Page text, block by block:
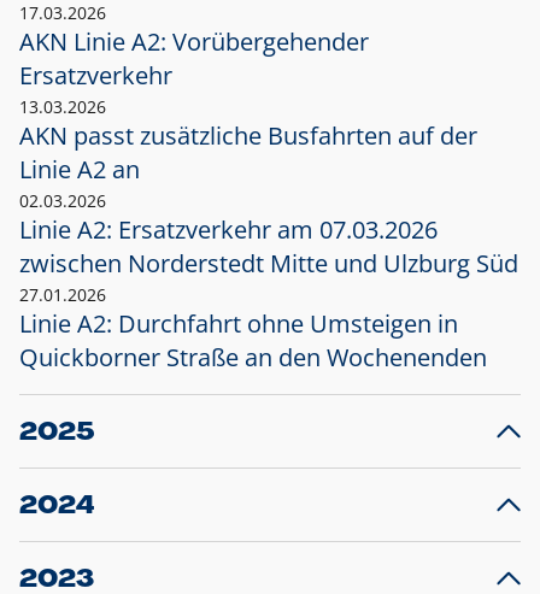
17.03.2026
AKN Linie A2: Vorübergehender
Ersatzverkehr
13.03.2026
AKN passt zusätzliche Busfahrten auf der
Linie A2 an
02.03.2026
Linie A2: Ersatzverkehr am 07.03.2026
zwischen Norderstedt Mitte und Ulzburg Süd
27.01.2026
Linie A2: Durchfahrt ohne Umsteigen in
Quickborner Straße an den Wochenenden
2025
23.12.2025
Projekt S5: Start der Bauarbeiten am
2024
10.12.2024
Großprojekt S5: Sperrung der Bahnstraße in
2023